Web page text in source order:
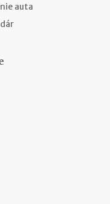
auta